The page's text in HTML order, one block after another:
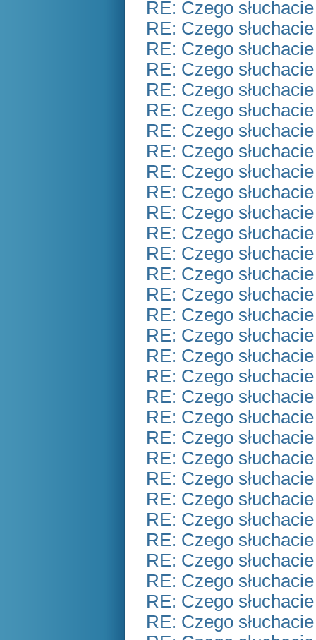
RE: Czego
RE: Czego
RE: Czego
RE: Czego
RE: Czego
RE: Czego
RE: Czego
RE: Czego
RE: Czego
RE: Czego
RE: Czego
RE: Czego
RE: Czego
RE: Czego
RE: Czego
RE: Czego
RE: Czego
RE: Czego
RE: Czego
RE: Czego
RE: Czego
RE: Czego
RE: Czego
RE: Czego
RE: Czego
RE: Czego
RE: Czego
RE: Czego
RE: Czego
RE: Czego
RE: Czego